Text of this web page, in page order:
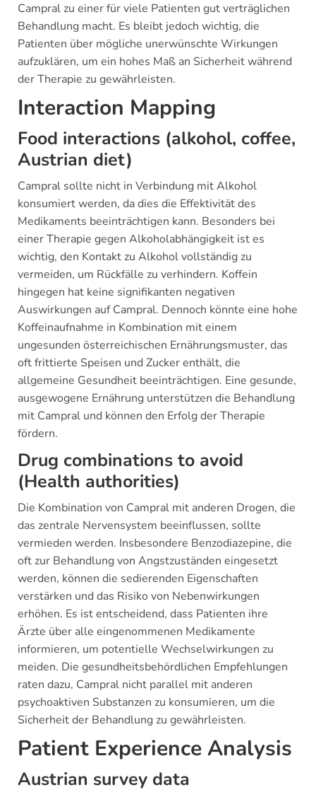
Campral zu einer für viele Patienten gut verträglichen
Behandlung macht. Es bleibt jedoch wichtig, die
Patienten über mögliche unerwünschte Wirkungen
aufzuklären, um ein hohes Maß an Sicherheit während
der Therapie zu gewährleisten.
Interaction Mapping
Food interactions (alkohol, coffee,
Austrian diet)
Campral sollte nicht in Verbindung mit Alkohol
konsumiert werden, da dies die Effektivität des
Medikaments beeinträchtigen kann. Besonders bei
einer Therapie gegen Alkoholabhängigkeit ist es
wichtig, den Kontakt zu Alkohol vollständig zu
vermeiden, um Rückfälle zu verhindern. Koffein
hingegen hat keine signifikanten negativen
Auswirkungen auf Campral. Dennoch könnte eine hohe
Koffeinaufnahme in Kombination mit einem
ungesunden österreichischen Ernährungsmuster, das
oft frittierte Speisen und Zucker enthält, die
allgemeine Gesundheit beeinträchtigen. Eine gesunde,
ausgewogene Ernährung unterstützen die Behandlung
mit Campral und können den Erfolg der Therapie
fördern.
Drug combinations to avoid
(Health authorities)
Die Kombination von Campral mit anderen Drogen, die
das zentrale Nervensystem beeinflussen, sollte
vermieden werden. Insbesondere Benzodiazepine, die
oft zur Behandlung von Angstzuständen eingesetzt
werden, können die sedierenden Eigenschaften
verstärken und das Risiko von Nebenwirkungen
erhöhen. Es ist entscheidend, dass Patienten ihre
Ärzte über alle eingenommenen Medikamente
informieren, um potentielle Wechselwirkungen zu
meiden. Die gesundheitsbehördlichen Empfehlungen
raten dazu, Campral nicht parallel mit anderen
psychoaktiven Substanzen zu konsumieren, um die
Sicherheit der Behandlung zu gewährleisten.
Patient Experience Analysis
Austrian survey data